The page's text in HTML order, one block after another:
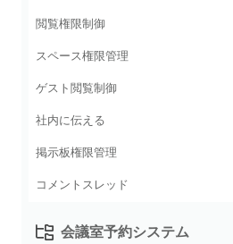
閲覧権限制御
スペース権限管理
ゲスト閲覧制御
社内に伝える
掲示板権限管理
コメントスレッド
会議室予約システム